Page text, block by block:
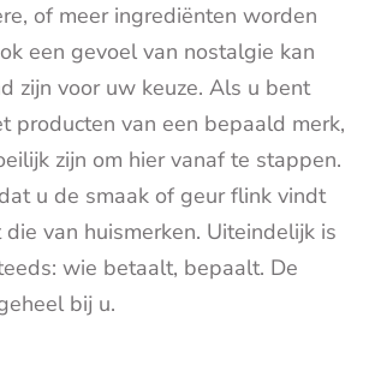
of meer ingrediënten worden
een gevoel van nostalgie kan
zijn voor uw keuze. Als u bent
producten van een bepaald merk,
zijn om hier vanaf te stappen.
u de smaak of geur flink vindt
van huismerken. Uiteindelijk is
wie betaalt, bepaalt. De
bij u.